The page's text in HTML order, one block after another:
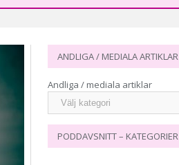
ANDLIGA / MEDIALA ARTIKLAR
Andliga / mediala artiklar
PODDAVSNITT – KATEGORIER